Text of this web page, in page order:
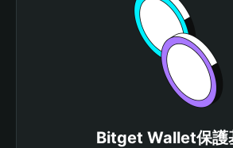
Bitget Wallet保護